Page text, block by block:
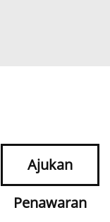
Ajukan
Penawaran